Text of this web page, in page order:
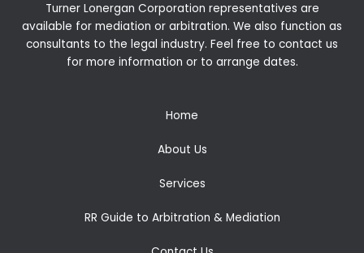
Turner Lonergan Corporation representatives are
available for mediation or arbitration. We also function as
consultants to the legal industry. Feel free to contact us
for more information or to arrange dates.
Home
About Us
Services
RR Guide to Arbitration & Mediation